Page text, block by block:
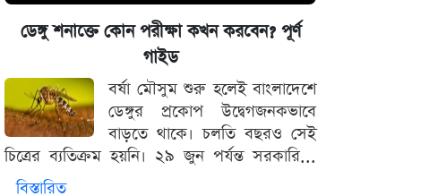
জুলাই কার-এ নিয়ে বিভাজন করলে অর্জন
হারিয়ে যাবে: স্বরাষ্ট্রমন্ত্রী
আগামী ৪৮ ঘণ্টার আবহাওয়ার চিত্র: ঝোড়ো
বৃষ্টি নিয়ে সতর্কবার্তা
'মানুষ ভোট দিয়ে এমপি বানিয়েছে,
বিএনপিকে সত্য মেনে নিতে হবে': রুমিন
ডেঙ্গু শনাক্তে কোন পরীক্ষা কখন করবেন? পূর্ণ
গাইড
বর্ষা মৌসুম শুরু হলেই বাংলাদেশে
ডেঙ্গুর প্রকোপ উদ্বেগজনকভাবে
বাড়তে থাকে। চলতি বছরও সেই
চিত্রের ব্যতিক্রম হয়নি। ২৯ জুন পর্যন্ত সরকারি...
বিস্তারিত